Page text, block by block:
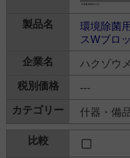
環境除菌
スWブロ
ハクゾウ
---
什器・備